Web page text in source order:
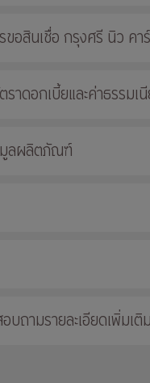
ขอสินเชื่อ กรุงศรี นิว คาร์
าดอกเบี้ยและค่าธรรมเ
มูลผลิตภัณฑ์
ถามรายละเอียดเพิ่มเติม